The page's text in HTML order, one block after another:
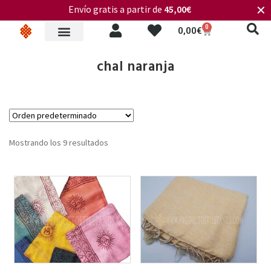
0,00€ 0
chal naranja
Envío gratis a partir de 45,00€ ✕
Mostrando los 9 resultados